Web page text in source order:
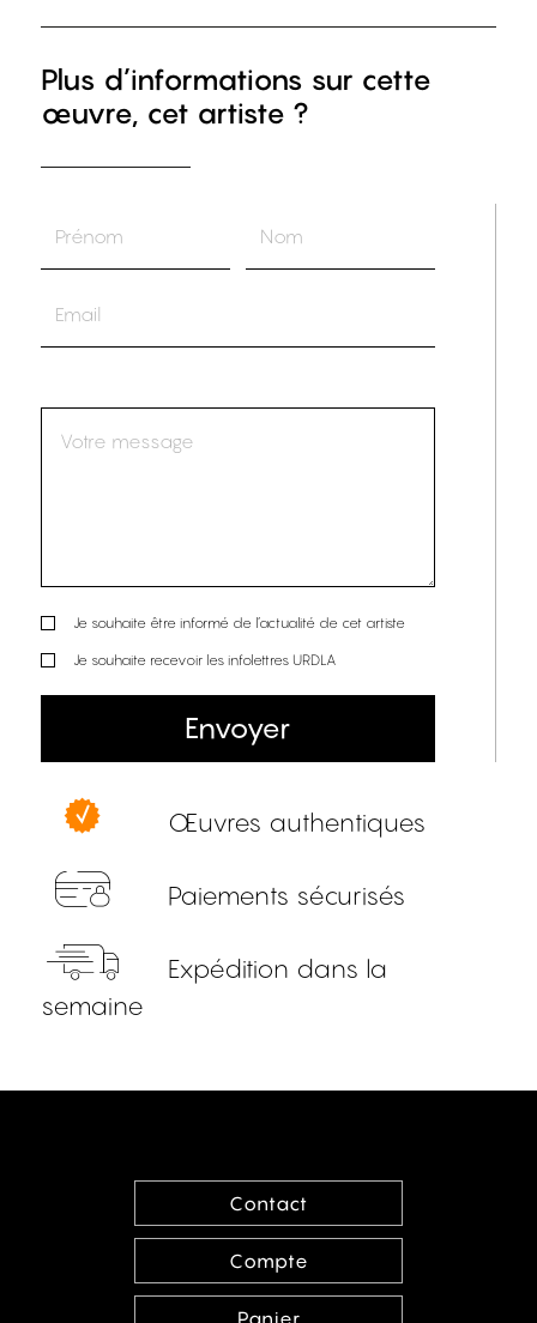
Plus d’informations sur cette
œuvre, cet artiste ?
Je souhaite être informé de l’actualité de cet artiste
Je souhaite recevoir les infolettres URDLA
Envoyer
Œuvres authentiques
Paiements sécurisés
Expédition dans la
semaine
Contact
Compte